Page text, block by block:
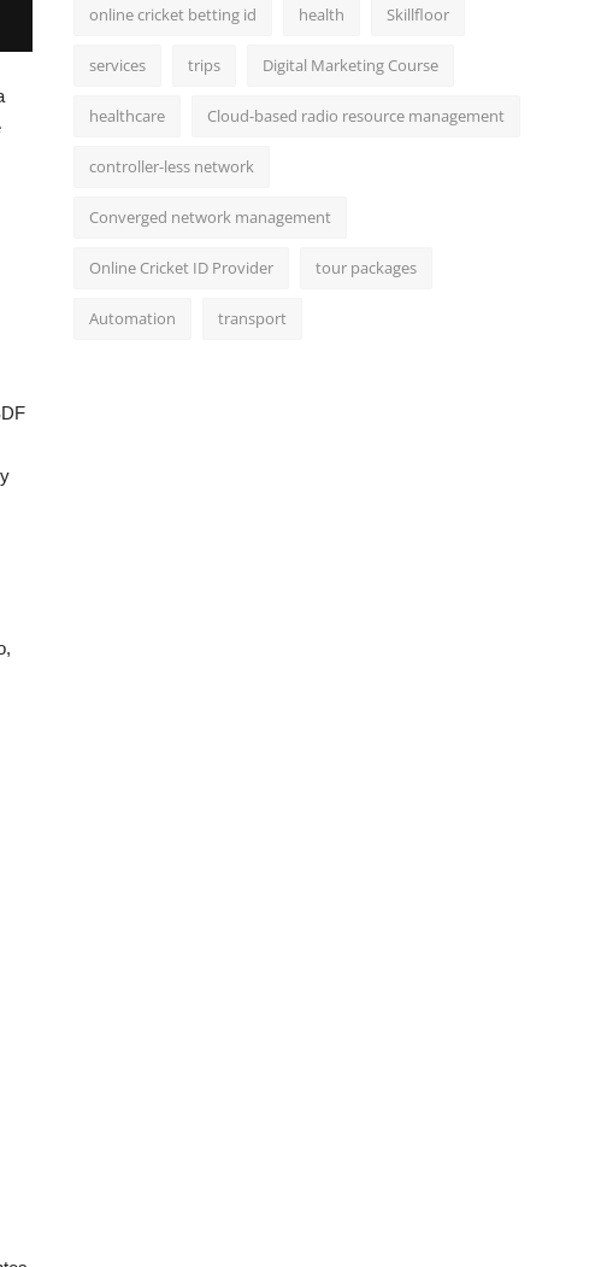
online cricket betting id health Skillfloor
services trips Digital Marketing Course
healthcare Cloud-based radio resource management
controller-less network
Converged network management
Online Cricket ID Provider tour packages
Automation transport